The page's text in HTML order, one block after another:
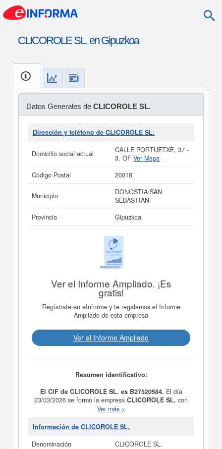
CLICOROLE SL. en Gipuzkoa
Datos Generales de CLICOROLE SL.
Dirección y teléfono de CLICOROLE SL.
Domicilio social actual
CALLE PORTUETXE, 37 -
3, OF Ver Mapa
Código Postal
20018
Municipio
DONOSTIA/SAN
SEBASTIAN
Provincia
Gipuzkoa
Ver el Informe Ampliado. ¡Es
gratis!
Regístrate en eInforma y te regalamos el Informe
Ampliado de esta empresa
Ver el Informe Ampliado
Resumen identificativo:
El CIF de CLICOROLE SL. es B27520584. El día
23/03/2026 se formó la empresa CLICOROLE SL. con
la finalidad de Otra educación n.c.o.p. (La organización,
diseño, impartición y comercialización de actividades de
formación, capacitación, actualización y
del ámbito sanitario y sociosanitario, en modalidad
Ver más >
Información de CLICOROLE SL.
Denominación
CLICOROLE SL.